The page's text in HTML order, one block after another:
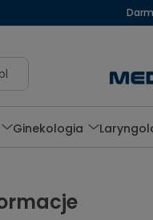
Ginekologia